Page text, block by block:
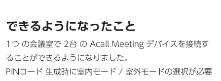
できるようになったこと
1つ の会議室で 2台 の Acall Meeting デバイスを接続す
ることができるようになりました。
PINコード 生成時に室内モード / 室外モードの選択が必要